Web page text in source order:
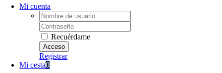
Mi cuenta
Username:
Password:
Recuérdame
Registrar
Mi cesta0